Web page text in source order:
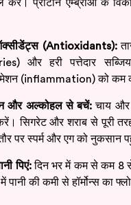
करें। प्रोटीन एम्ब्रीओ के
(Antioxidants):
और हरी पत्तेदार
(inflammation) को कम
और अल्कोहल से बचें: चाय
सिगरेट और शराब से पूरी
पर स्पर्म और एग को नुकसान
पिएं:दिन भर में कम से कम 8 से
पानी की कमी से हॉर्मोन्स का